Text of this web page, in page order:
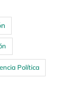
Política